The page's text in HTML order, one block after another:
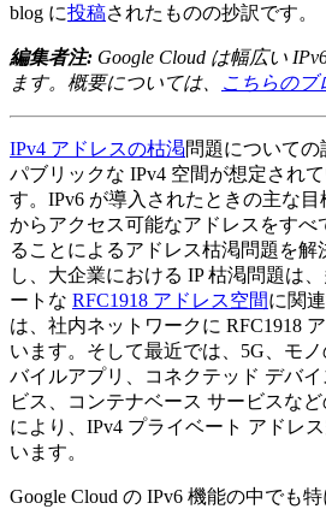
blog に投稿されたものの抄訳です。
編集者注: Google Cloud は幅広い
ます。概要については、
こちらのブ
IPv4 アドレスの枯渇問題についての
パブリックな IPv4 空間が想定され
す。IPv6 が導入されたときの主な目
からアクセス可能なアドレスをすべ
ることによるアドレス枯渇問題を
し、大企業における IP 枯渇問題は
ートな RFC1918 アドレス空間に関
は、社内ネットワークに RFC1918
います。そして最近では、5G、モ
バイルアプリ、コネクテッド デバ
ビス、コンテナベース サービスな
により、IPv4 プライベート アドレ
います。
Google Cloud の IPv6 機能の中でも